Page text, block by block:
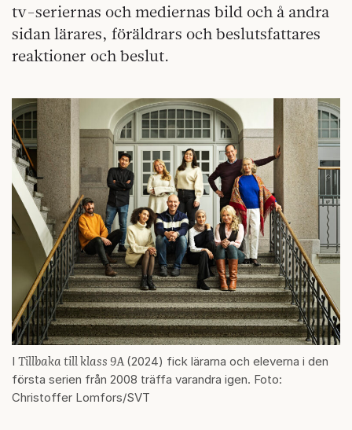
tv-seriernas och mediernas bild och å andra
sidan lärares, föräldrars och beslutsfattares
reaktioner och beslut.
I Tillbaka till klass 9A(2024) fick lärarna och eleverna i den
första serien från 2008 träffa varandra igen. Foto:
Christoffer Lomfors/SVT